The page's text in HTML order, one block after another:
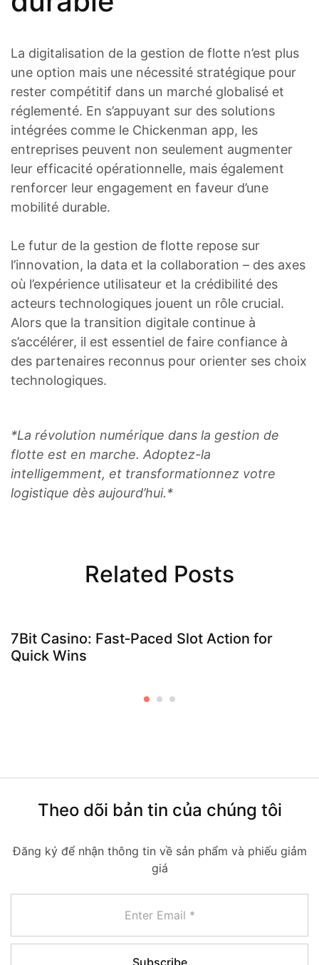
La digitalisation de la gestion de flotte n’est plus
une option mais une nécessité stratégique pour
rester compétitif dans un marché globalisé et
réglementé. En s’appuyant sur des solutions
intégrées comme le Chickenman app, les
entreprises peuvent non seulement augmenter
leur efficacité opérationnelle, mais également
renforcer leur engagement en faveur d’une
mobilité durable.
Le futur de la gestion de flotte repose sur
l’innovation, la data et la collaboration – des axes
où l’expérience utilisateur et la crédibilité des
acteurs technologiques jouent un rôle crucial.
Alors que la transition digitale continue à
s’accélérer, il est essentiel de faire confiance à
des partenaires reconnus pour orienter ses choix
technologiques.
*La révolution numérique dans la gestion de
flotte est en marche. Adoptez-la
intelligemment, et transformationnez votre
logistique dès aujourd’hui.*
Related Posts
7Bit Casino: Fast‑Paced Slot Action for
Quick Wins
Theo dõi bản tin của chúng tôi
Đăng ký để nhận thông tin về sản phẩm và phiếu giảm
giá